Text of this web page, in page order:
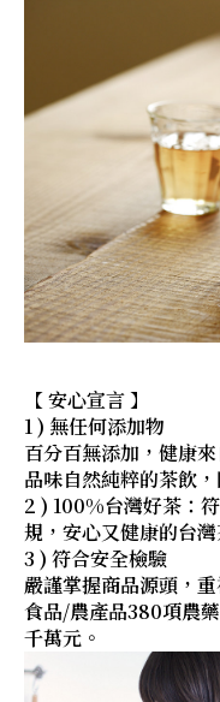
【 安心宣言 】
1 ) 無任何添加物
百分百無添加，健康
品味自然純粹的茶飲
2 ) 100%台灣好茶：
規，安心又健康的台灣
3 ) 符合安全檢驗
嚴謹掌握商品源頭，
食品/農產品380項農
千萬元。